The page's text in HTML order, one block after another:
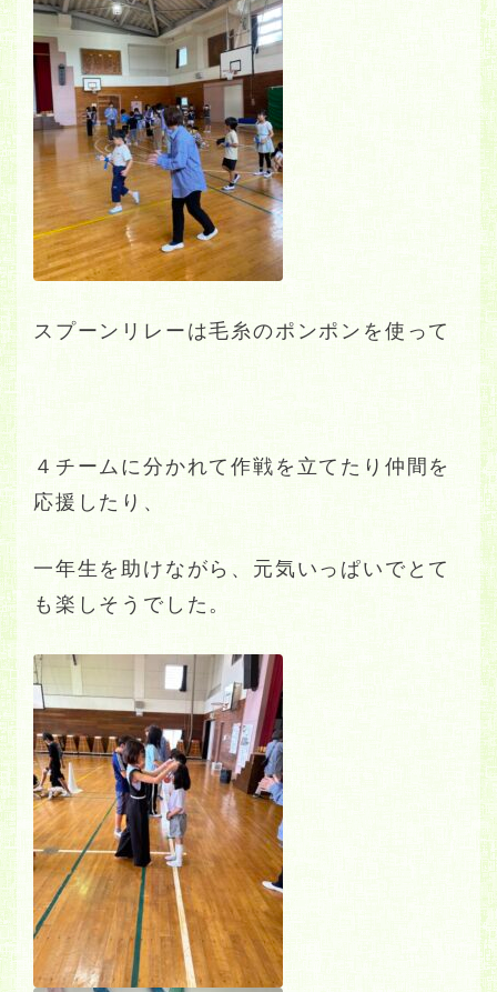
スプーンリレーは毛糸のポンポンを使って
４チームに分かれて作戦を立てたり仲間を
応援したり、
一年生を助けながら、元気いっぱいでとて
も楽しそうでした。